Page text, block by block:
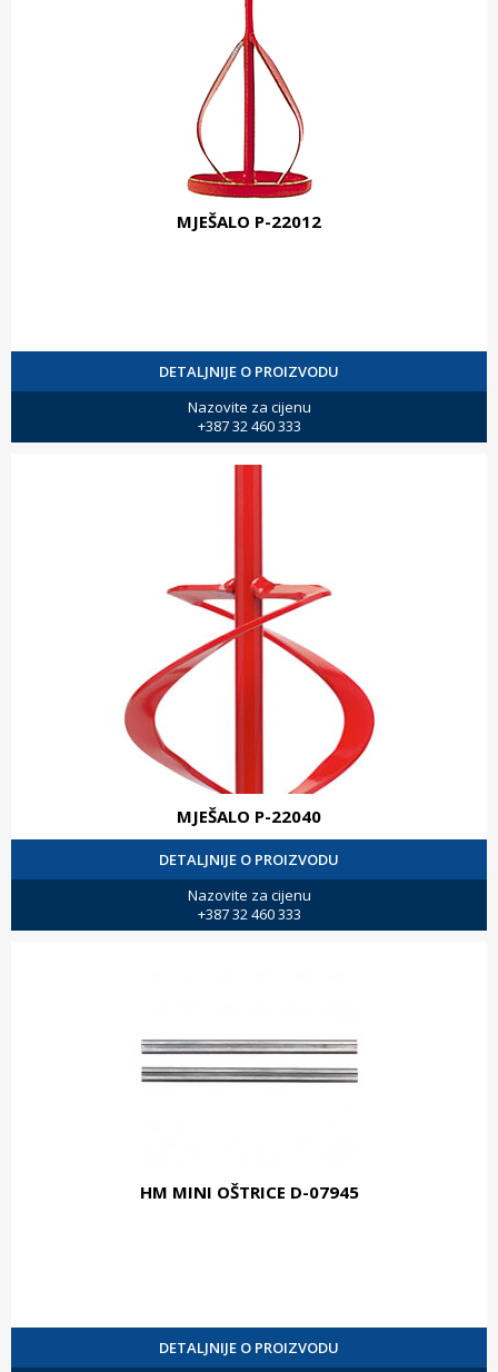
MJEŠALO P-22012
DETALJNIJE O PROIZVODU
Nazovite za cijenu
+387 32 460 333
MJEŠALO P-22040
DETALJNIJE O PROIZVODU
Nazovite za cijenu
+387 32 460 333
HM MINI OŠTRICE D-07945
DETALJNIJE O PROIZVODU